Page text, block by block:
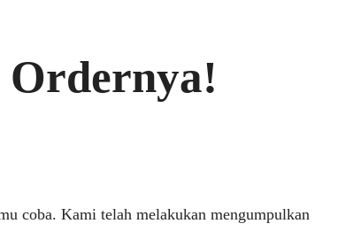
Ordernya!
coba. Kami telah melakukan mengumpulkan